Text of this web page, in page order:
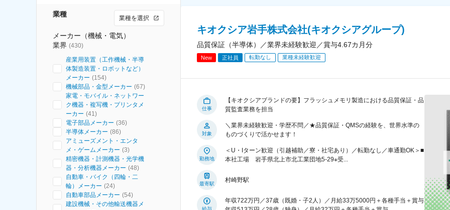
業種 業種を選択
メーカー（機械・電気）
業界 (430)
産業用装置（工作機械・半導
体製造装置・ロボットなど）
メーカー (154)
機械部品・金型メーカー (67)
家電・モバイル・ネットワー
ク機器・複写機・プリンタメ
ーカー (41)
電子部品メーカー (36)
半導体メーカー (86)
アミューズメント・エンタ
メ・ゲームメーカー (3)
精密機器・計測機器・光学機
器・分析機器メーカー (48)
自動車・バイク（四輪・二
輪）メーカー (24)
自動車部品メーカー (54)
建設機械・その他輸送機器メ
キオクシア岩手株式会社(キオクシアグループ)
品質保証（半導体）／業界未経験歓迎／賞与4.67カ月分
New 正社員 転勤なし 業種未経験歓迎
仕事
【キオクシアブランドの要】フラッシュメモリ製造における品質保証・品
質監査業務を担当
対象
＼業界未経験歓迎・学歴不問／★品質保証・QMSの経験を、世界水準の
ものづくりで活かせます！
勤務地
＜U・Iターン歓迎（引越補助／寮・社宅あり）／転勤なし／車通勤OK＞■
本社工場 岩手県北上市北工業団地5-29※受...
最寄駅
村崎野駅
給与
年収722万円／37歳（既婚・子2人）／月給33万5000円＋各種手当＋賞与